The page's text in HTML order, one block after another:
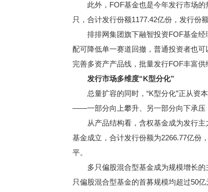
此外，FOF基金也是今年发行市场的
只，合计发行份额1177.42亿份，发行份
排排网集团旗下融智投资FOF基金经
配可降低单一赛道回撤，普通投资者也
完善多资产产品线，批量发行FOF丰富
发行市场多维度“K型分化”
总量扩容的同时，“K型分化”正从资本
——一部分向上攀升、另一部分向下承压
从产品结构看，含权基金成为发行主
基金成立，合计发行份额为2266.77亿份
平。
多只偏股混合型基金成为规模增长的
只偏股混合型基金的首募规模均超过50亿